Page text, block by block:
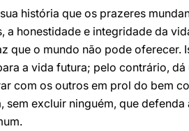
história que os prazeres
a honestidade e integridade da
que o mundo não pode oferecer.
a vida futura; pelo contrário,
com os outros em prol do bem
excluir ninguém, que defenda